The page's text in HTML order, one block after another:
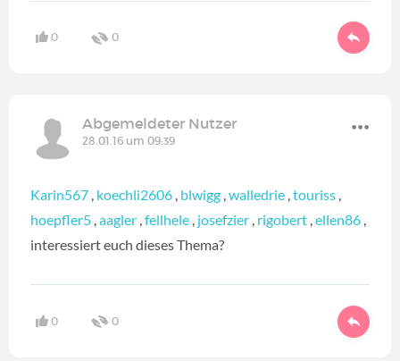
0 0
Abgemeldeter Nutzer
28.01.16 um 09:39
Karin567 , koechli2606 , blwigg ,walledrie ,touriss ,
hoepfler5 ,aagler ,fellhele , josefzier , rigobert ,ellen86 ,
interessiert euch dieses Thema?
0 0